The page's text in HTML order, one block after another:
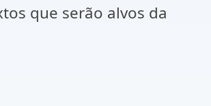
que serão alvos da